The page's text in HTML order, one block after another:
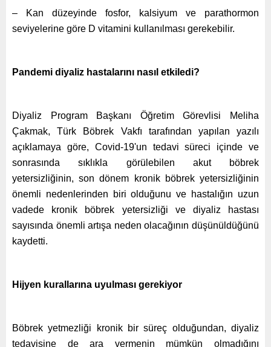
– Kan düzeyinde fosfor, kalsiyum ve parathormon
seviyelerine göre D vitamini kullanılması gerekebilir.
Pandemi diyaliz hastalarını nasıl etkiledi?
Diyaliz Program Başkanı Öğretim Görevlisi Meliha
Çakmak, Türk Böbrek Vakfı tarafından yapılan yazılı
açıklamaya göre, Covid-19'un tedavi süreci içinde ve
sonrasında sıklıkla görülebilen akut böbrek
yetersizliğinin, son dönem kronik böbrek yetersizliğinin
önemli nedenlerinden biri olduğunu ve hastalığın uzun
vadede kronik böbrek yetersizliği ve diyaliz hastası
sayısında önemli artışa neden olacağının düşünüldüğünü
kaydetti.
Hijyen kurallarına uyulması gerekiyor
Böbrek yetmezliği kronik bir süreç olduğundan, diyaliz
tedavisine de ara vermenin mümkün olmadığını